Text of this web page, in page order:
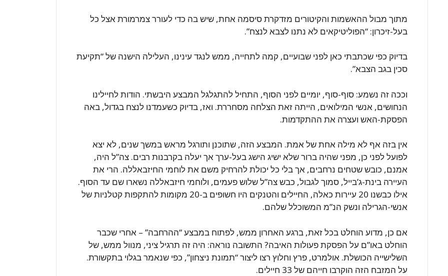
מתוך מבול ההאשמות והקיטורים מזדקרת סיסמה אחת, שיש בה כדי לעורר צמרמורת אצל כל
בעל-זיכרון: “הפוליטיקאים לא נתנו לצבא לנצח”.
בדיוק כפי שכתבתי כאן לפני שבועיים, קמה לתחייה, ממש לנגד עינינו, העלילה הישנה של “תקיעת
סכין בגב הצבא”.
וככה זה נשמע: סוף-סוף, יומיים לפני הסוף, התחיל להתגלגל המבצע היבשתי. הודות לחיילינו
הנחושים, אנשי המילואים, הייתה זאת הצלחה מסחררת. ואז, בדיוק כשעמדנו לנצח בגדול, באה
הפסקת-האש ועצרה את ההתקדמות.
אין בזה אף לא מילה אחת של אמת. המבצע הזה, שתוכנן ותורגל מראש במשך שנים, לא יצא
לפועל לפני כן, מפני שהיה ברור שלא ישיג הישג בעל-ערך אך יעלה בקרבנות רבים. צה”ל היה,
אמנם, כובש שטחים נרחבים, אך בלי כל יכולת להרחיק משם את לוחמי החיזבאללה. הרי את
העיירה בינת-ג’בייל, סמוך לגבול, כבש צה”ל שלוש פעמים, ולוחמי חיזבאללה נשארו שם עד הסוף.
אילו כבשנו 20 עיירות כאלה, החיילים והטנקים היו חשופים ב-20 מקומות להתקפות קטלניות של
אנשי-הגרילה ונשק הנ”מ המשוכלל שלהם.
אם כן, מדוע הוחלט בכל זאת, ברגע האחרון ממש, לפתוח במבצע “ההרחבה” – אחרי שכבר
הוחלט באו”ם על הפסקת פעולות האיבה? התשובה נוראה: היה זה תרגיל ציני, מנוול ממש, של
השלישייה הכושלת. אולמרט, פרץ וחלוץ רצו ליצור “תמונת ניצחון”, כפי שנאמר בגלוי בתקשורת.
על המזבח הזה הוקרבו חייהם של 33 חיילים.